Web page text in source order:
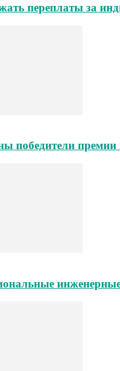
переплаты за
победители